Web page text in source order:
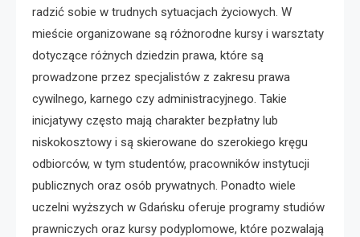
radzić sobie w trudnych sytuacjach życiowych. W
mieście organizowane są różnorodne kursy i warsztaty
dotyczące różnych dziedzin prawa, które są
prowadzone przez specjalistów z zakresu prawa
cywilnego, karnego czy administracyjnego. Takie
inicjatywy często mają charakter bezpłatny lub
niskokosztowy i są skierowane do szerokiego kręgu
odbiorców, w tym studentów, pracowników instytucji
publicznych oraz osób prywatnych. Ponadto wiele
uczelni wyższych w Gdańsku oferuje programy studiów
prawniczych oraz kursy podyplomowe, które pozwalają